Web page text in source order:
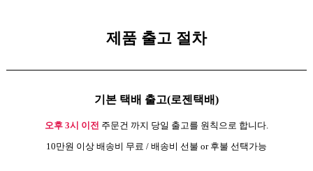
제품 출고 절차
기본 택배 출고(로젠택배)
오후 3시 이전 주문건 까지 당일 출고를 원칙으로 합니다.
10만원 이상 배송비 무료 / 배송비 선불 or 후불 선택가능